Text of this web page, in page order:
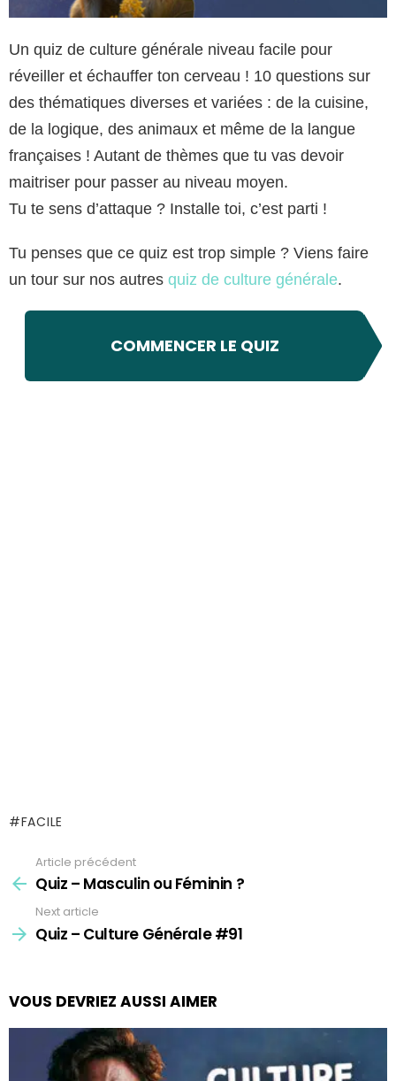
Un quiz de culture générale niveau facile pour
réveiller et échauffer ton cerveau ! 10 questions sur
des thématiques diverses et variées : de la cuisine,
de la logique, des animaux et même de la langue
françaises ! Autant de thèmes que tu vas devoir
maitriser pour passer au niveau moyen.
Tu te sens d’attaque ? Installe toi, c’est parti !
Tu penses que ce quiz est trop simple ? Viens faire
un tour sur nos autres quiz de culture générale.
COMMENCER LE QUIZ
FACILE
more
Article précédent
Quiz – Masculin ou Féminin ?
Next article
Quiz – Culture Générale #91
VOUS DEVRIEZ AUSSI AIMER